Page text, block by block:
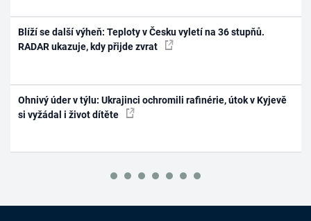
Blíží se další výheň: Teploty v Česku vyletí na 36 stupňů.
RADAR ukazuje, kdy přijde zvrat
Ohnivý úder v týlu: Ukrajinci ochromili rafinérie, útok v Kyjevě
si vyžádal i život dítěte